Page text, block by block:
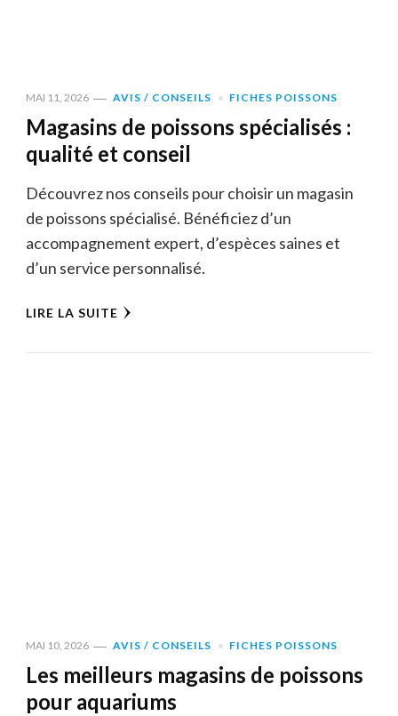
MAI 11, 2026 AVIS / CONSEILS FICHES POISSONS
Magasins de poissons spécialisés :
qualité et conseil
Découvrez nos conseils pour choisir un magasin
de poissons spécialisé. Bénéficiez d’un
accompagnement expert, d’espèces saines et
d’un service personnalisé.
LIRE LA SUITE
MAI 10, 2026 AVIS / CONSEILS FICHES POISSONS
Les meilleurs magasins de poissons
pour aquariums